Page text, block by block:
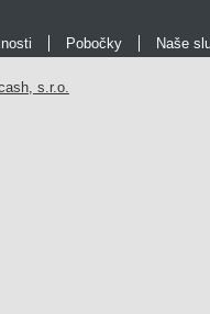
Pobočky Naše
s.r.o.